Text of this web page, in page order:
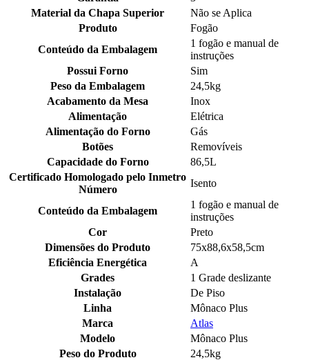
Material da Chapa Superior
Não se Aplica
Produto
Fogão
Conteúdo da Embalagem
1 fogão e manual de
instruções
Possui Forno
Sim
Peso da Embalagem
24,5kg
Acabamento da Mesa
Inox
Alimentação
Elétrica
Alimentação do Forno
Gás
Botões
Removíveis
Capacidade do Forno
86,5L
Certificado Homologado pelo Inmetro
Número
Isento
Conteúdo da Embalagem
1 fogão e manual de
instruções
Cor
Preto
Dimensões do Produto
75x88,6x58,5cm
Eficiência Energética
A
Grades
1 Grade deslizante
Instalação
De Piso
Linha
Mônaco Plus
Marca
Atlas
Modelo
Mônaco Plus
Peso do Produto
24,5kg